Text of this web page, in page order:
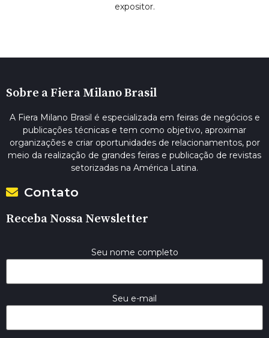
expositor.
Sobre a Fiera Milano Brasil
A Fiera Milano Brasil é especializada em feiras de negócios e
publicações técnicas e tem como objetivo, aproximar
organizações e criar oportunidades de relacionamentos, por
meio da realização de grandes feiras e publicação de revistas
setorizadas na América Latina.
Contato
Receba Nossa Newsletter
Seu nome completo
Seu e-mail